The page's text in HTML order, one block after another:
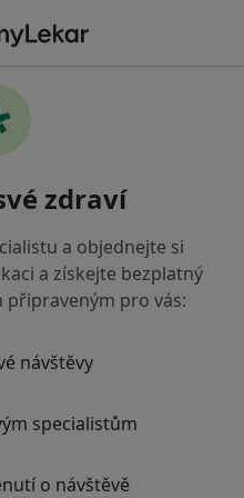
zdraví
a objednejte si
a získejte bezplatný
pro vás:
návštěvy
specialistům
o návštěvě